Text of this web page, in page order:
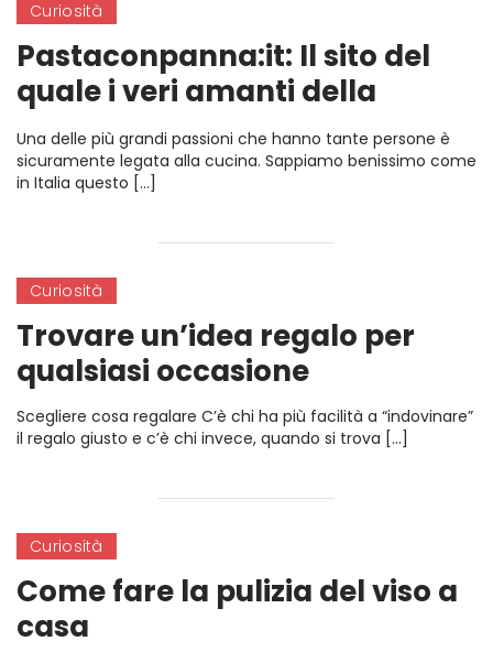
Curiosità
Pastaconpanna:it: Il sito del
quale i veri amanti della
cucina non possono fare a
meno
Una delle più grandi passioni che hanno tante persone è
sicuramente legata alla cucina. Sappiamo benissimo come
in Italia questo […]
Curiosità
Trovare un’idea regalo per
qualsiasi occasione
Scegliere cosa regalare C’è chi ha più facilità a “indovinare”
il regalo giusto e c’è chi invece, quando si trova […]
Curiosità
Come fare la pulizia del viso a
casa